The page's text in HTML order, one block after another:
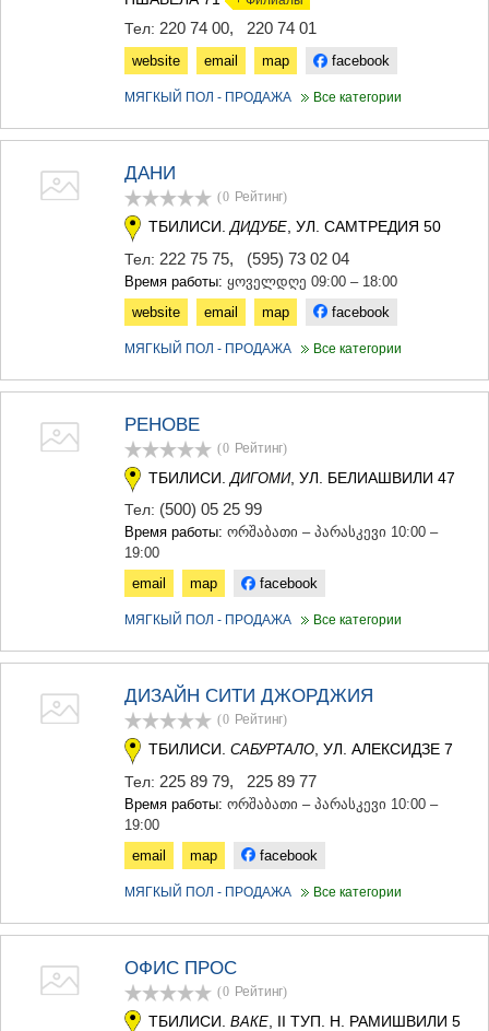
Тел: 220 74 00, 220 74 01
website email map facebook
МЯГКЫЙ ПОЛ - ПРОДАЖА Все категории
ДАНИ
(0 Рейтинг)
ТБИЛИСИ. ДИДУБЕ , УЛ. САМТРЕДИЯ 50
Тел: 222 75 75, (595) 73 02 04
Время работы: ყოველდღე 09:00 – 18:00
website
email map facebook
МЯГКЫЙ ПОЛ - ПРОДАЖА Все категории
РЕНОВЕ
(0 Рейтинг)
ТБИЛИСИ. ДИГОМИ, УЛ. БЕЛИАШВИЛИ 47
Тел: (500) 05 25 99
Время работы: ორშაბათი – პარასკევი 10:00 –
19:00
email
map facebook
МЯГКЫЙ ПОЛ - ПРОДАЖА Все категории
ДИЗАЙН СИТИ ДЖОРДЖИЯ
(0 Рейтинг)
ТБИЛИСИ. САБУРТАЛО, УЛ. АЛЕКСИДЗЕ 7
Тел: 225 89 79, 225 89 77
Время работы: ორშაბათი – პარასკევი 10:00 –
19:00
email
map facebook
МЯГКЫЙ ПОЛ - ПРОДАЖА Все категории
ОФИС ПРОС
(0 Рейтинг)
ТБИЛИСИ. ВАКЕ , II ТУП. Н. РАМИШВИЛИ 5